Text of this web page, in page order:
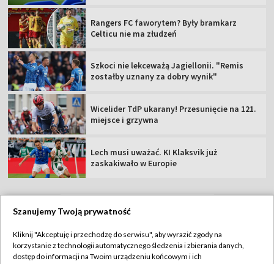
Rangers FC faworytem? Były bramkarz
Celticu nie ma złudzeń
Szkoci nie lekceważą Jagiellonii. "Remis
zostałby uznany za dobry wynik"
Wicelider TdP ukarany! Przesunięcie na 121.
miejsce i grzywna
Lech musi uważać. KI Klaksvik już
zaskakiwało w Europie
Abonament TVP
Regulamin TVP
Szanujemy Twoją prywatność
Kliknij "Akceptuję i przechodzę do serwisu", aby wyrazić zgody na
korzystanie z technologii automatycznego śledzenia i zbierania danych,
dostęp do informacji na Twoim urządzeniu końcowym i ich